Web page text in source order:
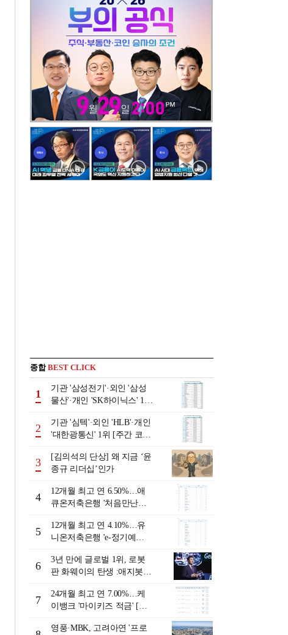
종합BEST CLICK
1
기관 '삼성전기'·외인 '삼성
물산'·개인 'SK하이닉스' 1위
년 8월3일~8월7일]
2
기관 '심텍'·외인 'HLB'·개인
'대한광통신' 1위 [주간 코스
월7일]
3
[김의석의 단상] 왜 지금 ‘윤
종규 리더십’인가
4
12개월 최고 연 6.50%…애
큐온저축은행 '처음만난적
리-8월 2주]
5
12개월 최고 연 4.10%…유
니온저축은행 'e-정기예
리-8월 2주]
6
3년 만에 글로벌 1위, 로봇
판 화웨이의 탄생 :애지봇(A
[전병서의 中 첨단기업 리포
트⑬]
7
24개월 최고 연 7.00%…케
이뱅크 '마이키즈 적금' [이
주]
영풍·MBK, 고려아연 '프로